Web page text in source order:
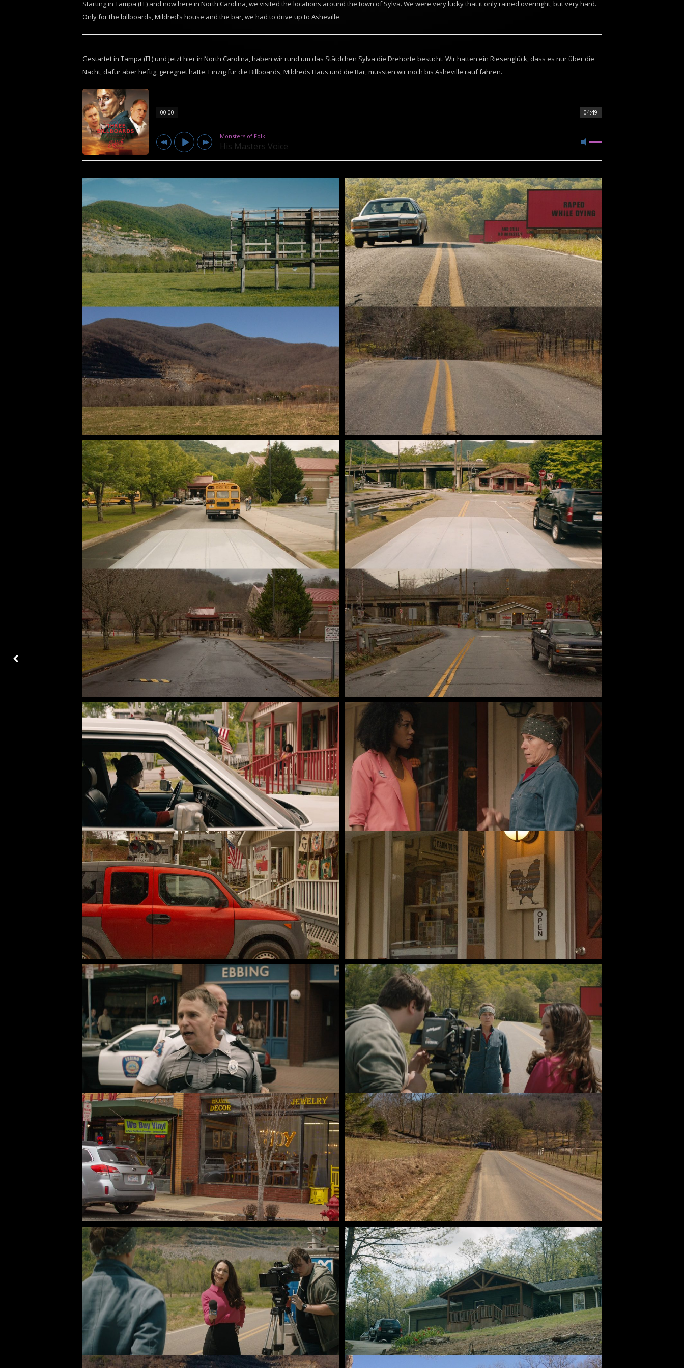
Starting in Tampa (FL) and now here in North Carolina, we visited the locations around the town of Sylva. We were very lucky that it only rained overnight, but very hard.
Only for the billboards, Mildred’s house and the bar, we had to drive up to Asheville.
Gestartet in Tampa (FL) und jetzt hier in North Carolina, haben wir rund um das Stätdchen Sylva die Drehorte besucht. Wir hatten ein Riesenglück, dass es nur über die
Nacht, dafür aber heftig, geregnet hatte. Einzig für die Billboards, Mildreds Haus und die Bar, mussten wir noch bis Asheville rauf fahren.
04:49
00:00
Monsters of Folk
His Masters Voice
Monsters of FolkHis Masters Voice
Carter BurwellMildred goes to war